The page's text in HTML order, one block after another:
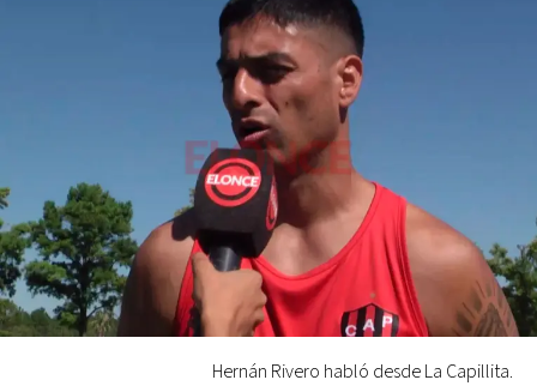
Hernán Rivero habló desde La Capillita.